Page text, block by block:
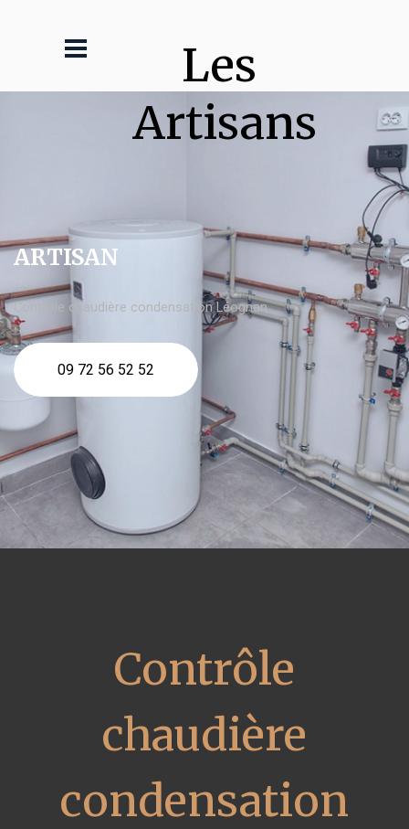
Les
Artisans
ARTISAN
Contrôle chaudière condensation Léognan
09 72 56 52 52
Contrôle
chaudière
condensation